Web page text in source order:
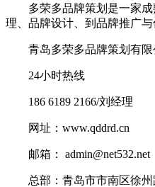
多荣多品牌策划是一家成
理、品牌设计、到品牌推广
青岛多荣多品牌策划有限
24小时热线
186 6189 2166/刘经理
网址：www.qddrd.cn
邮箱： admin@net532.net
总部：青岛市市南区徐州